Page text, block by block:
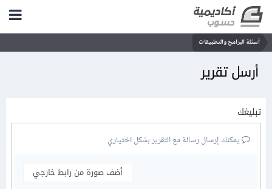
أسئلة البرامج والتطبيقات
أرسل تقرير
تبليغك
يمكنك إرسال رسالة مع التقرير بشكل اختياري
أضف صورة من رابط خارجي